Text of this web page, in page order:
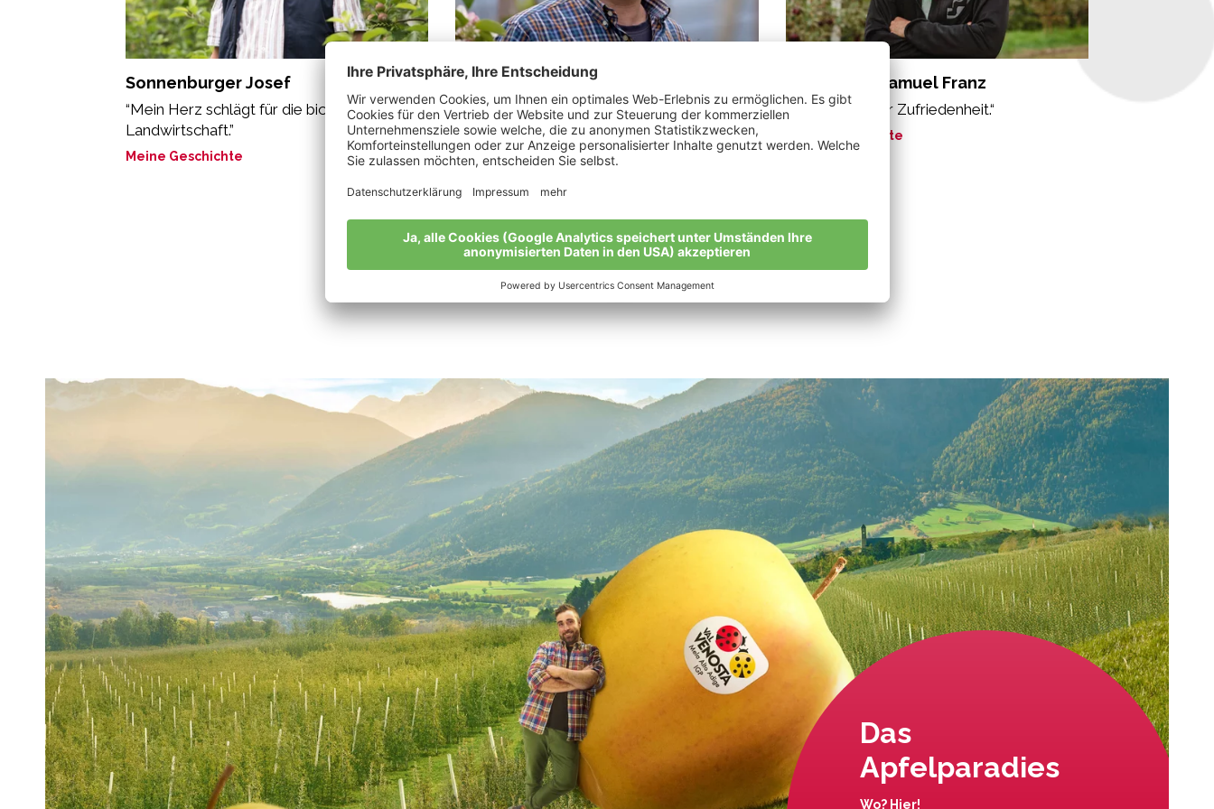
Sonnenburger Josef
“Mein Herz schlägt für die biologische
Landwirtschaft.”
Meine Geschichte
Tappeiner Georg
“Eine Arbeit, die zuallererst eine Pflicht ist.“
Meine Geschichte
Jennewein Samuel Franz
„Das Gefühl der Zufriedenheit.“
Meine Geschichte
Alle Bio-Bauern im Überblick
Das
Apfelparadies
Wo? Hier!